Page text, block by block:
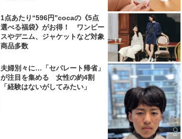
1点あたり“596円”cocaの《5点
選べる福袋》がお得！ ワンピー
スやデニム、ジャケットなど対象
商品多数
夫婦別々に…「セパレート帰省」
が注目を集める 女性の約4割
「経験はないがしてみたい」